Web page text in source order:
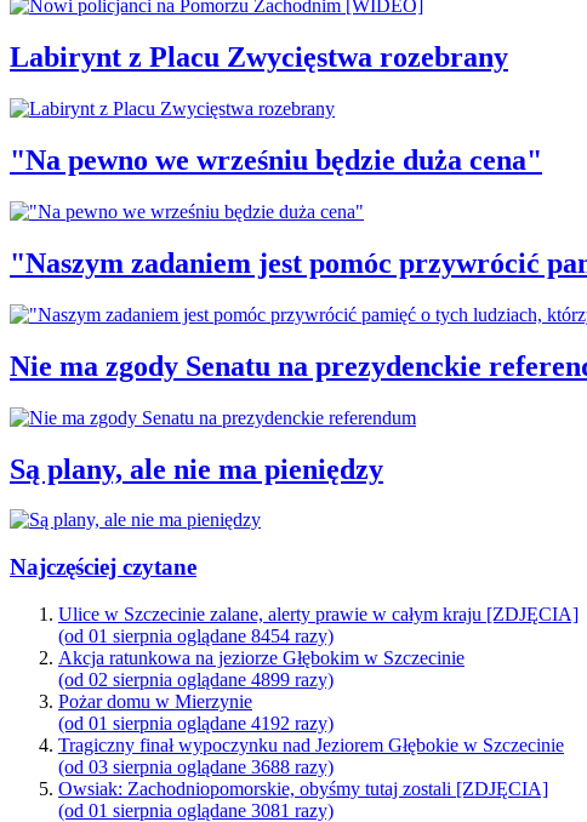
Labirynt z Placu Zwycięstwa rozebrany
"Na pewno we wrześniu będzie duża cena"
"Naszym zadaniem jest pomóc przywrócić
Nie ma zgody Senatu na prezydenckie
Są plany, ale nie ma pieniędzy
Najczęściej czytane
Ulice w Szczecinie zalane, alerty prawie w całym kraju [ZDJĘCIA]
(od 01 sierpnia oglądane 8454 razy)
Akcja ratunkowa na jeziorze Głębokim w Szczecinie
(od 02 sierpnia oglądane 4899 razy)
Pożar domu w Mierzynie
(od 01 sierpnia oglądane 4192 razy)
Tragiczny finał wypoczynku nad Jeziorem Głębokie w Szczecinie
(od 03 sierpnia oglądane 3688 razy)
Owsiak: Zachodniopomorskie, obyśmy tutaj zostali [ZDJĘCIA]
(od 01 sierpnia oglądane 3081 razy)